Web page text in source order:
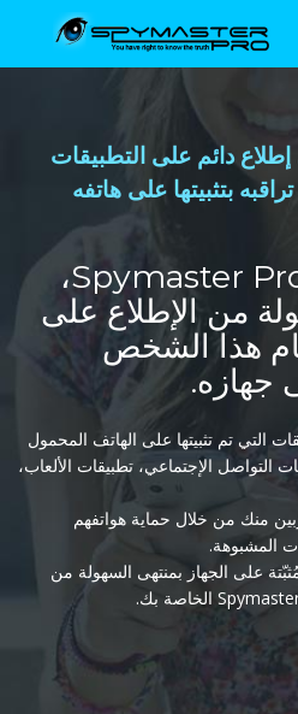
دائم على التطبيقات
بتثبيتها على هاتفه
من خلال تطبيق Spymaster Pro،
من الإطلاع على
هذا الشخص
جهازه.
التي تم تثبيتها على الهاتف المحمول
التواصل الإجتماعي، تطبيقات الألعاب،
منك من خلال حماية هواتفهم
المشبوهة.
على الجهاز بمنتهى السهولة من